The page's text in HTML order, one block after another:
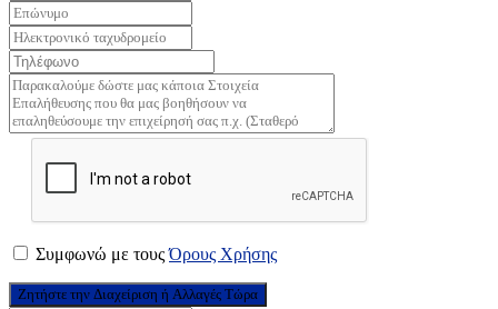
Συμφωνώ με τουςΌρους Χρήσης
Ζητήστε την Διαχείριση ή Αλλαγές Τώρα